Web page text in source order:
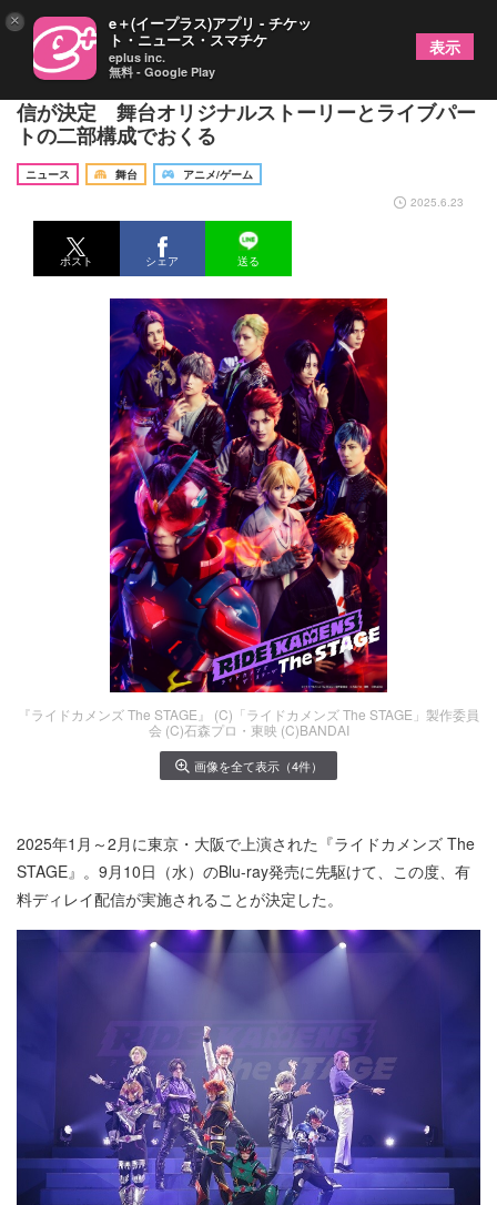
『ライドカメンズ The STAGE』の有料ディレイ配
信が決定 舞台オリジナルストーリーとライブパー
トの二部構成でおくる
ニュース 舞台
アニメ/ゲーム
2025.6.23
ポスト シェア 送る
『ライドカメンズ The STAGE』 (C)「ライドカメンズ The STAGE」製作委員
会 (C)石森プロ・東映 (C)BANDAI
画像を全て表示（4件）
2025年1月～2月に東京・大阪で上演された『ライドカメンズ The
STAGE』。9月10日（水）のBlu-ray発売に先駆けて、この度、有
料ディレイ配信が実施されることが決定した。
× e＋(イープラス)アプリ - チケッ
ト・ニュース・スマチケ
eplus inc.
無料 - Google Play
表示